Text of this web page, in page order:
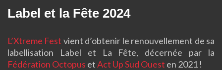
Label et la Fête 2024
L’Xtreme Fest vient d’obtenir le renouvellement de sa
labellisation Label et La Fête, décernée par la
Fédération Octopus etAct Up Sud Ouest en 2021 !